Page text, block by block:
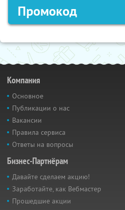
Промокод
Компания
Основное
Публикации о нас
Вакансии
Правила сервиса
Ответы на вопросы
Бизнес-Партнёрам
Давайте сделаем акцию!
Заработайте, как Вебмастер
Прошедшие акции